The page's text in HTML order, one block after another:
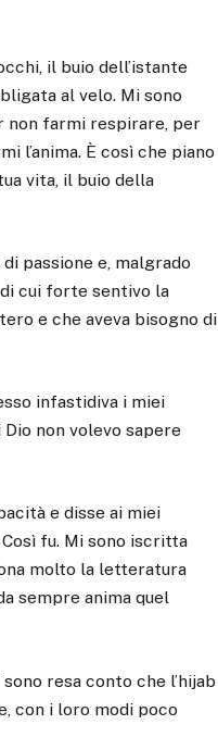
il buio dell’istante
al velo. Mi sono
non farmi respirare, per
l’anima. È così che piano
vita, il buio della
passione e, malgrado
cui forte sentivo la
e che aveva bisogno di
infastidiva i miei
non volevo sapere
e disse ai miei
fu. Mi sono iscritta
molto la letteratura
sempre anima quel
resa conto che l’hijab
con i loro modi poco